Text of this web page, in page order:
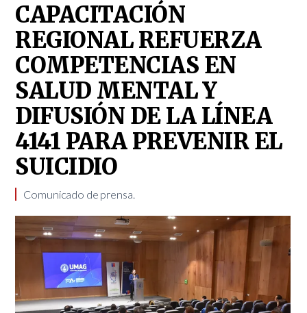
CAPACITACIÓN
REGIONAL REFUERZA
COMPETENCIAS EN
SALUD MENTAL Y
DIFUSIÓN DE LA LÍNEA
4141 PARA PREVENIR EL
SUICIDIO
Comunicado de prensa.